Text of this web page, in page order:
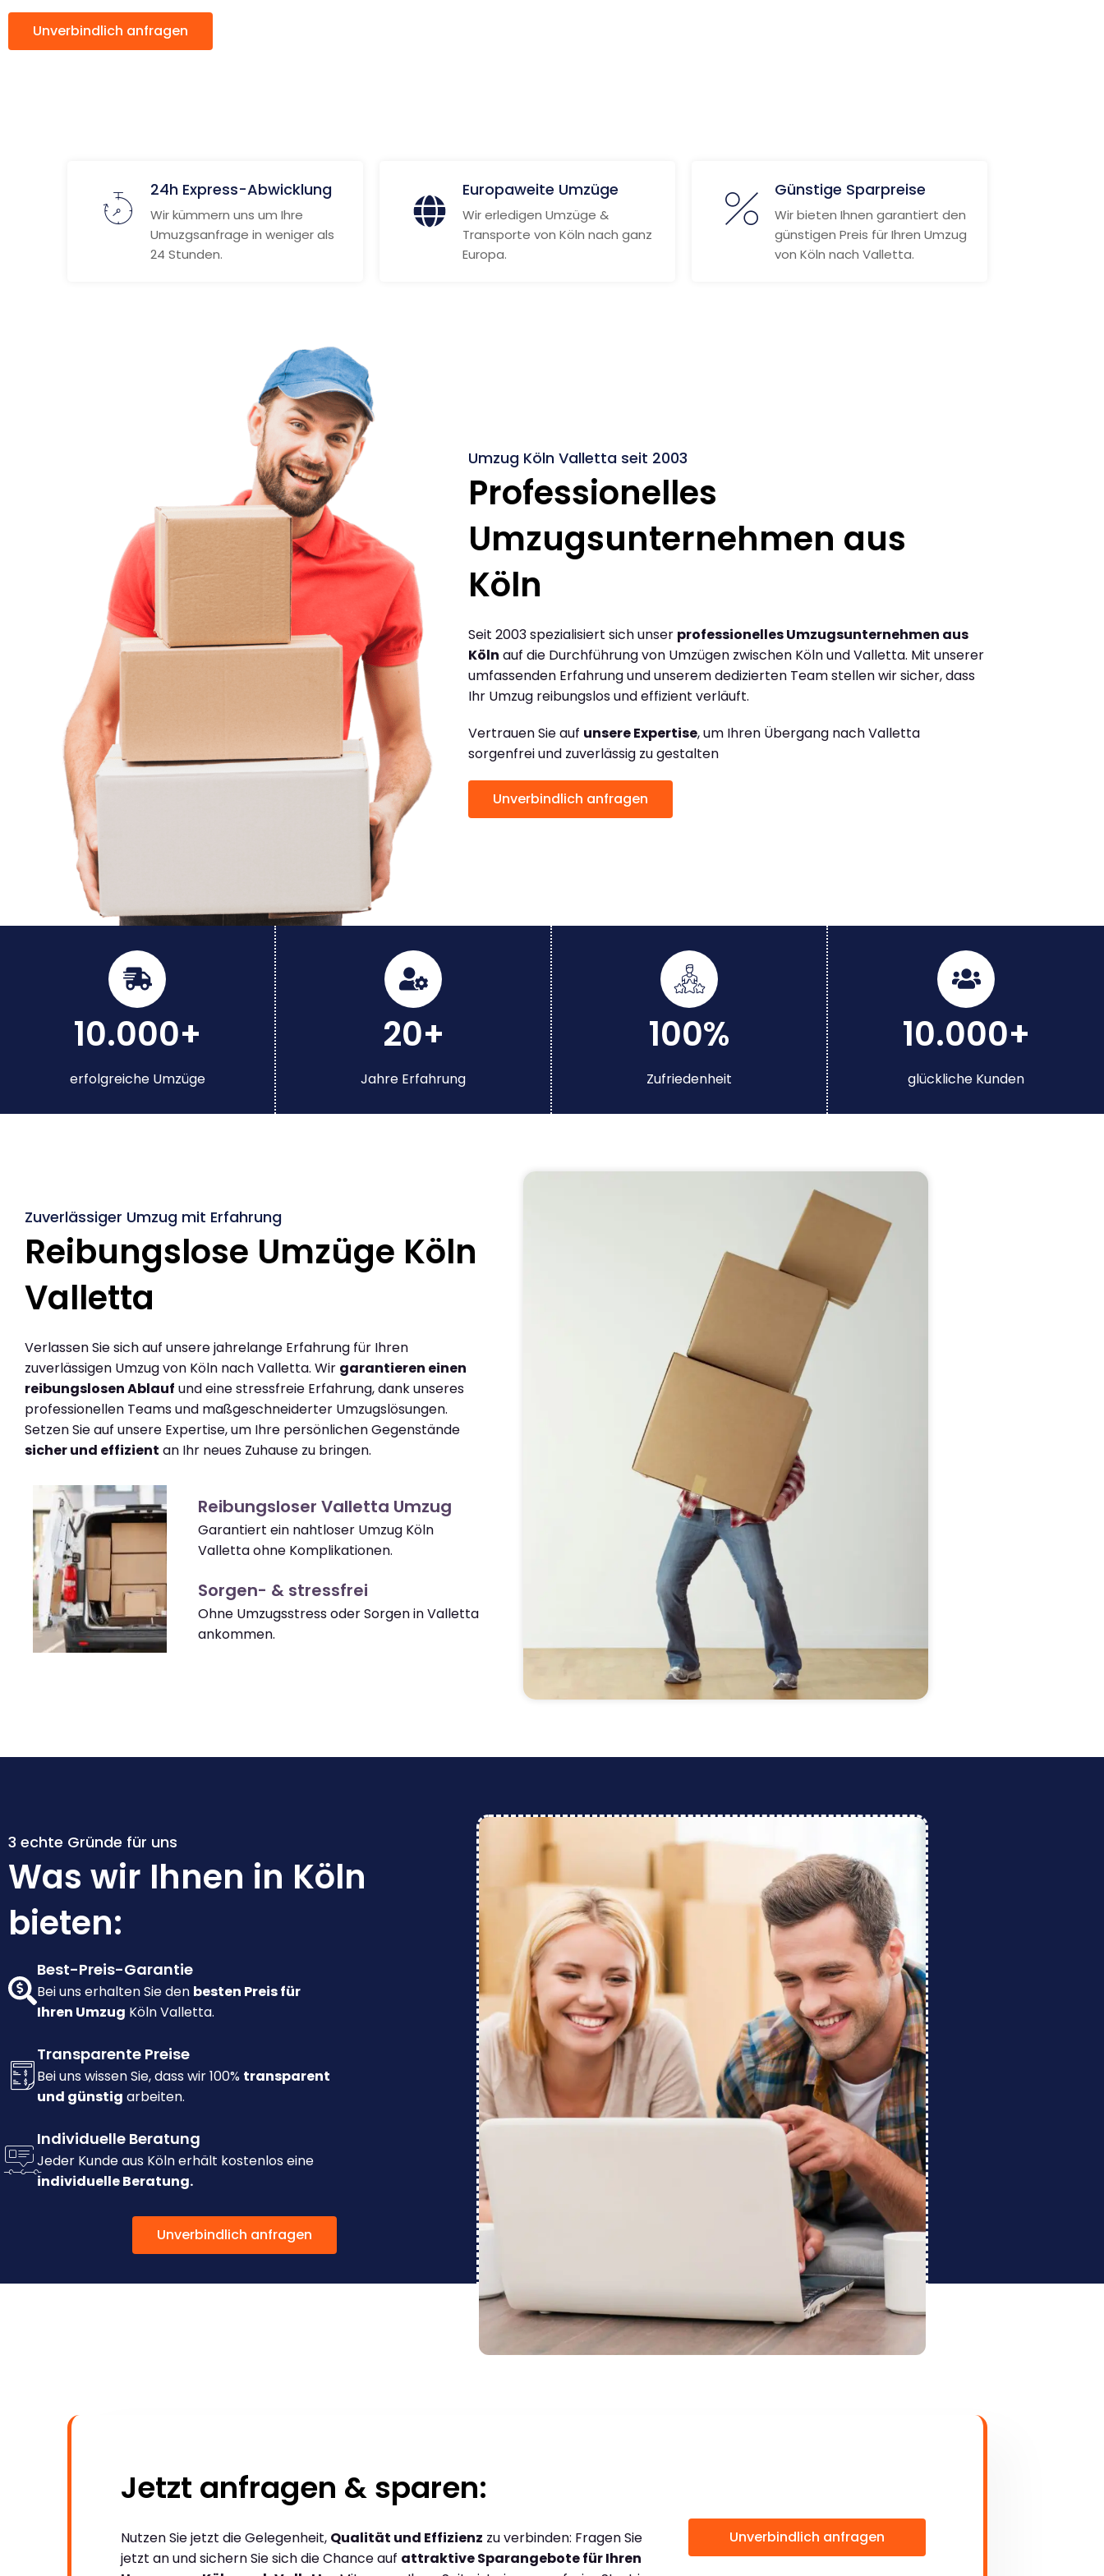
Unverbindlich anfragen
24h Express-Abwicklung
Wir kümmern uns um Ihre
Umuzgsanfrage in weniger als
24 Stunden.
Europaweite Umzüge
Wir erledigen Umzüge &
Transporte von Köln nach ganz
Europa.
Günstige Sparpreise
Wir bieten Ihnen garantiert den
günstigen Preis für Ihren Umzug
von Köln nach Valletta.
Umzug Köln Valletta seit 2003
Professionelles
Umzugsunternehmen aus
Köln
Seit 2003 spezialisiert sich unser professionelles Umzugsunternehmen aus
Köln auf die Durchführung von Umzügen zwischen Köln und Valletta. Mit unserer
umfassenden Erfahrung und unserem dedizierten Team stellen wir sicher, dass
Ihr Umzug reibungslos und effizient verläuft.
Vertrauen Sie auf unsere Expertise, um Ihren Übergang nach Valletta
sorgenfrei und zuverlässig zu gestalten
Unverbindlich anfragen
10.000+
erfolgreiche Umzüge
20+
Jahre Erfahrung
100%
Zufriedenheit
10.000+
glückliche Kunden
Zuverlässiger Umzug mit Erfahrung
Reibungslose Umzüge Köln
Valletta
Verlassen Sie sich auf unsere jahrelange Erfahrung für Ihren
zuverlässigen Umzug von Köln nach Valletta. Wir garantieren einen
reibungslosen Ablauf und eine stressfreie Erfahrung, dank unseres
professionellen Teams und maßgeschneiderter Umzugslösungen.
Setzen Sie auf unsere Expertise, um Ihre persönlichen Gegenstände
sicher und effizient an Ihr neues Zuhause zu bringen.
Reibungsloser Valletta Umzug
Garantiert ein nahtloser Umzug Köln
Valletta ohne Komplikationen.
Sorgen- & stressfrei
Ohne Umzugsstress oder Sorgen in Valletta
ankommen.
3 echte Gründe für uns
Was wir Ihnen in Köln
bieten:
Best-Preis-Garantie
Bei uns erhalten Sie den besten Preis für
Ihren Umzug Köln Valletta.
Transparente Preise
Bei uns wissen Sie, dass wir 100% transparent
und günstig arbeiten.
Individuelle Beratung
Jeder Kunde aus Köln erhält kostenlos eine
individuelle Beratung.
Unverbindlich anfragen
Jetzt anfragen & sparen:
Nutzen Sie jetzt die Gelegenheit, Qualität und Effizienz zu verbinden: Fragen Sie
jetzt an und sichern Sie sich die Chance auf attraktive Sparangebote für Ihren
Unverbindlich anfragen